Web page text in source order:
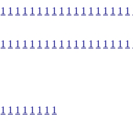
1 1 1 1 1 1 1 1 1 1 1 1 1 1 1 1 1 1
1 1 1 1 1 1 1 1 1 1 1 1 1 1 1 1 1 1
1 1 1 1 1 1 1 1